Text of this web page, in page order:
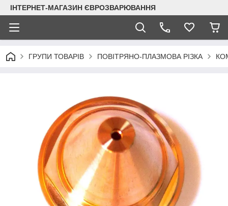
ІНТЕРНЕТ-МАГАЗИН ЄВРОЗВАРЮВАННЯ
ГРУПИ ТОВАРІВ ПОВІТРЯНО-ПЛАЗМОВА РІЗКА